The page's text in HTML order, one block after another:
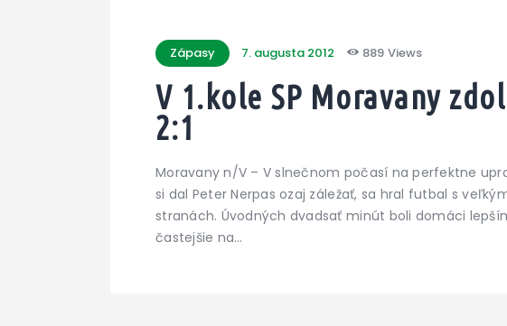
Zápasy 7. augusta 2012 889 Views
V 1.kole SP Moravany
2:1
Moravany n/V – V slnečnom počasí na perfektne
si dal Peter Nerpas ozaj záležať, sa hral futbal s
stranách. Úvodných dvadsať minút boli domáci
častejšie na…